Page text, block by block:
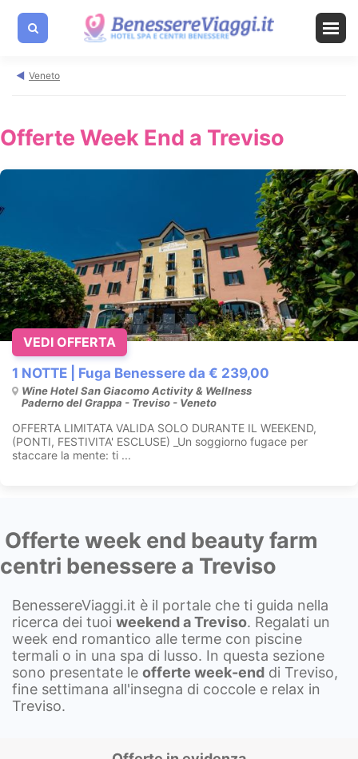
Veneto
Offerte Week End a Treviso
1 NOTTE | Fuga Benessere da € 239,00
Wine Hotel San Giacomo Activity & Wellness
Paderno del Grappa - Treviso - Veneto
OFFERTA LIMITATA VALIDA SOLO DURANTE IL WEEKEND,
(PONTI, FESTIVITA' ESCLUSE) _Un soggiorno fugace per
staccare la mente: ti ...
VEDI OFFERTA
Offerte week end beauty farm
centri benessere a Treviso
BenessereViaggi.it è il portale che ti guida nella
ricerca dei tuoi weekend aTreviso. Regalati un
week end romantico alle terme con piscine
termali o in una spa di lusso. In questa sezione
sono presentate le offerte week-end di Treviso,
fine settimana all'insegna di coccole e relax in
Treviso.